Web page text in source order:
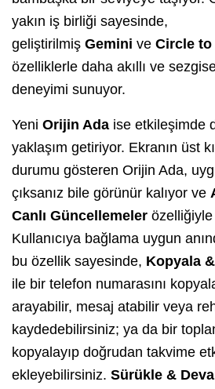
yakın iş birliği sayesinde,
geliştirilmiş Gemini ve Circle to
özelliklerle daha akıllı ve
deneyimi sunuyor.
Yeni Orijin Ada ise etkileşimde
yaklaşım getiriyor. Ekranın üst
durumu gösteren Orijin Ada,
çıksanız bile görünür kalıyor ve
Canlı Güncellemeler özelliğiyle
Kullanıcıya bağlama uygun
bu özellik sayesinde, Kopyala
ile bir telefon numarasını
arayabilir, mesaj atabilir veya
kaydedebilirsiniz; ya da bir
kopyalayıp doğrudan takvime
ekleyebilirsiniz. Sürükle &